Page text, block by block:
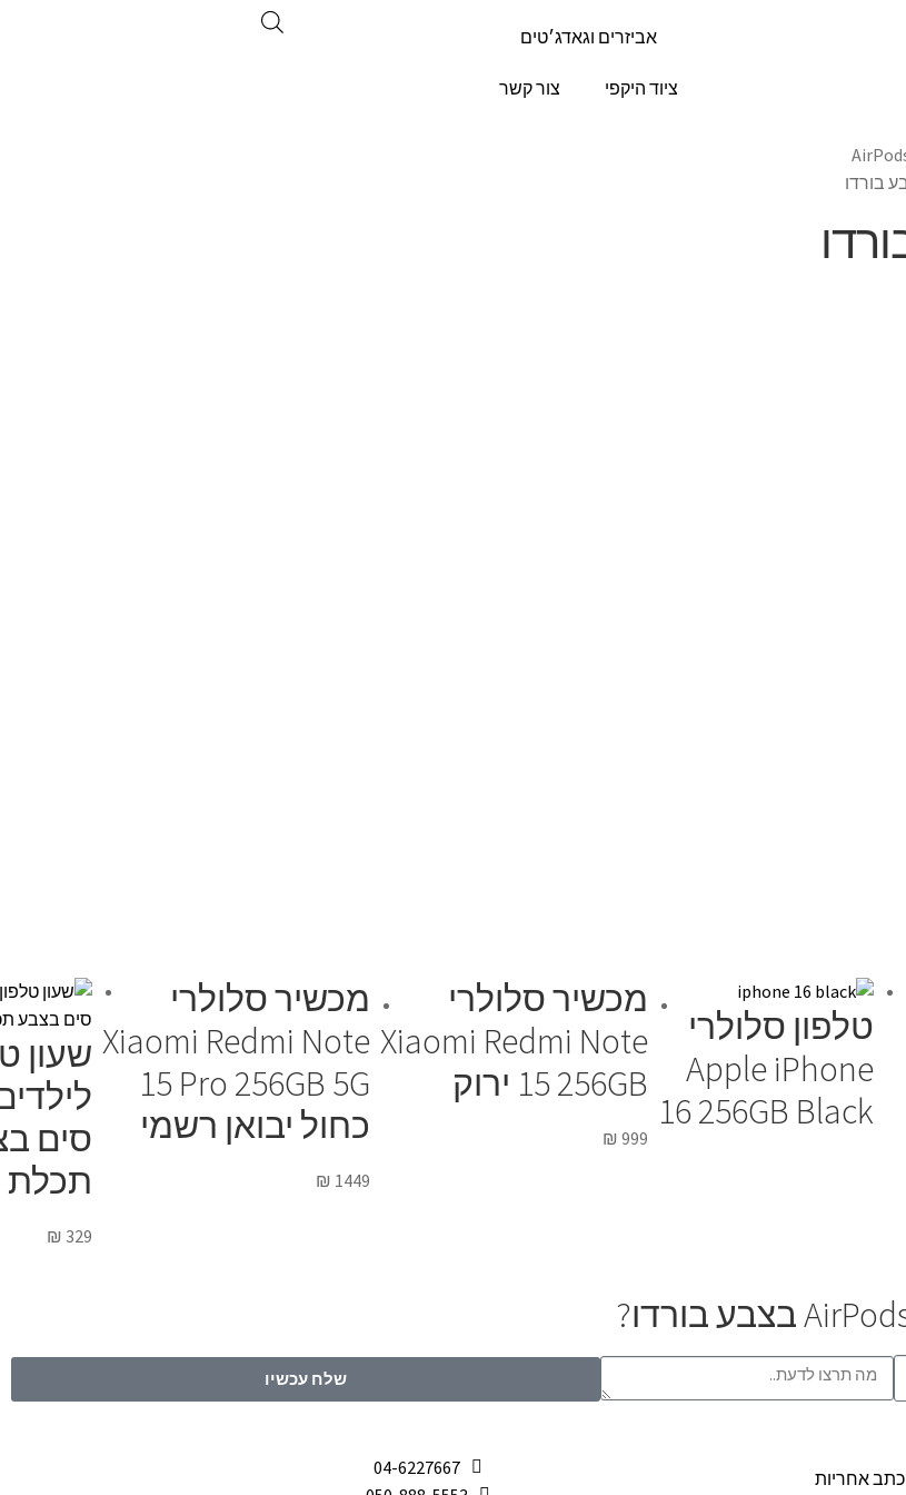
אביזרים וגאדג׳טים
ציוד היקפי צור קשר
טלפון סלולרי
Apple iPhone
16 256GB Black
מכשיר סלולרי
Xiaomi Redmi Note
15 256GB ירוק
₪ 999
מכשיר סלולרי
Xiaomi Redmi Note
15 Pro 256GB 5G
כחול יבואן רשמי
₪ 1449
שעון
סים
תכלת
₪ 329
שלח עכשיו
כתב אחריות
04-6227667